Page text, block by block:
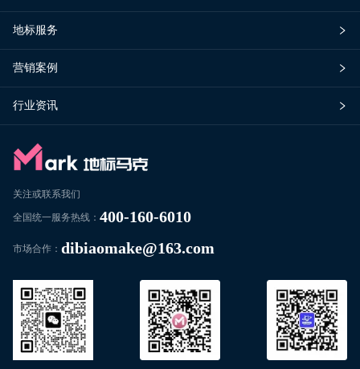
地标服务
营销案例
行业资讯
关注或联系我们
全国统一服务热线： 400-160-6010
市场合作： dibiaomake@163.com